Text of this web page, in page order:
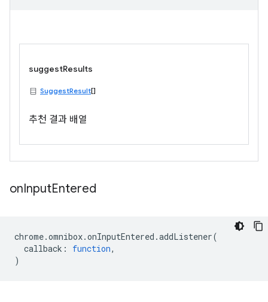
suggestResults
SuggestResult[]
추천 결과 배열
onInputEntered
chrome.omnibox.onInputEntered .addListener(
callback : function,
)